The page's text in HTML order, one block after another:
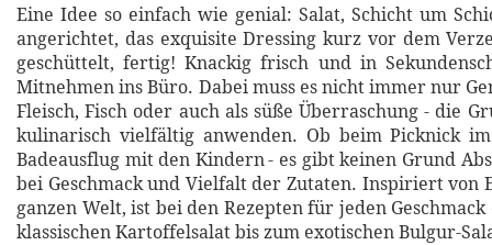
Eine Idee so einfach wie genial: Salat, Schicht um
angerichtet, das exquisite Dressing kurz vor dem
geschüttelt, fertig! Knackig frisch und in
Mitnehmen ins Büro. Dabei muss es nicht immer nur
Fleisch, Fisch oder auch als süße Überraschung - die
kulinarisch vielfältig anwenden. Ob beim Picknick
Badeausflug mit den Kindern - es gibt keinen Grund
bei Geschmack und Vielfalt der Zutaten. Inspiriert von
ganzen Welt, ist bei den Rezepten für jeden
klassischen Kartoffelsalat bis zum exotischen Bulgur-